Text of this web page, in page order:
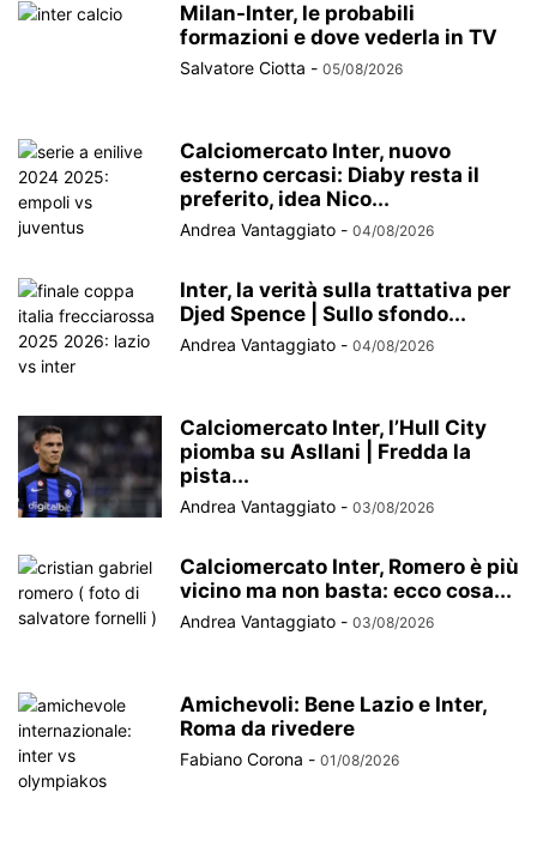
Milan-Inter, le probabili
formazioni e dove vederla in TV
Salvatore Ciotta - 05/08/2026
Calciomercato Inter, nuovo
esterno cercasi: Diaby resta il
preferito, idea Nico...
Andrea Vantaggiato - 04/08/2026
Inter, la verità sulla trattativa per
Djed Spence | Sullo sfondo...
Andrea Vantaggiato - 04/08/2026
Calciomercato Inter, l’Hull City
piomba su Asllani | Fredda la
pista...
Andrea Vantaggiato - 03/08/2026
Calciomercato Inter, Romero è più
vicino ma non basta: ecco cosa...
Andrea Vantaggiato - 03/08/2026
Amichevoli: Bene Lazio e Inter,
Roma da rivedere
Fabiano Corona - 01/08/2026